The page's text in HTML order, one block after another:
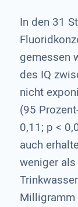
In den 31
gemessen
des IQ
nicht
(95
0,11; p <
auch
weniger
Milligramm